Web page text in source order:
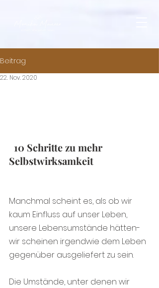
Beitrag
22. Nov. 2020
Selbstwirksamkeit
Manchmal scheint es, als ob wir
kaum Einfluss auf unser Leben,
unsere Lebensumstände hätten-
wir scheinen irgendwie dem Leben
gegenüber ausgeliefert zu sein.
Die Umstände, unter denen wir